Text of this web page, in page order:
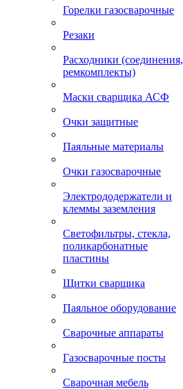
Горелки газосварочные
Резаки
Расходники (соединения,
ремкомплекты)
Маски сварщика АСФ
Очки защитные
Паяльные материалы
Очки газосварочные
Электрододержатели и
клеммы заземления
Светофильтры, стекла,
поликарбонатные
пластины
Щитки сварщика
Паяльное оборудование
Сварочные аппараты
Газосварочные посты
Сварочная мебель